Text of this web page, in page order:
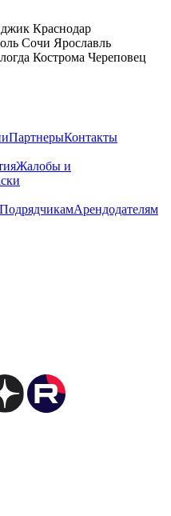
Краснодар
Сочи Ярославль
Кострома Череповец
ПартнерыКонтакты
Жалобы и
ПодрядчикамАрендодателям